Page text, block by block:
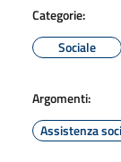
Categorie:
Sociale
Argomenti:
Assistenza